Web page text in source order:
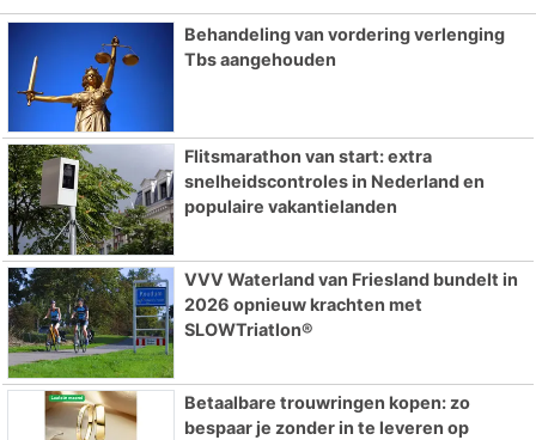
Behandeling van vordering verlenging
Tbs aangehouden
Flitsmarathon van start: extra
snelheidscontroles in Nederland en
populaire vakantielanden
VVV Waterland van Friesland bundelt in
2026 opnieuw krachten met
SLOWTriatlon®
Betaalbare trouwringen kopen: zo
bespaar je zonder in te leveren op